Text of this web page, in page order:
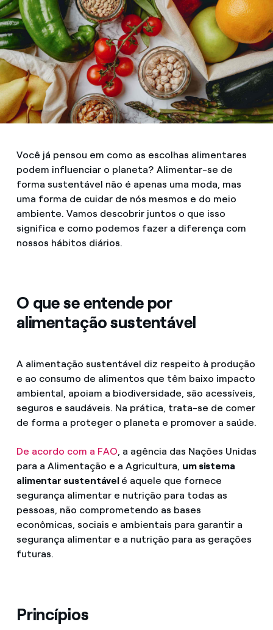
Você já pensou em como as escolhas alimentares
podem influenciar o planeta? Alimentar-se de
forma sustentável não é apenas uma moda, mas
uma forma de cuidar de nós mesmos e do meio
ambiente. Vamos descobrir juntos o que isso
significa e como podemos fazer a diferença com
nossos hábitos diários.
O que se entende por
alimentação sustentável
A alimentação sustentável diz respeito à produção
e ao consumo de alimentos que têm baixo impacto
ambiental, apoiam a biodiversidade, são acessíveis,
seguros e saudáveis. Na prática, trata-se de comer
de forma a proteger o planeta e promover a saúde.
De acordo com a FAO, a agência das Nações Unidas
para a Alimentação e a Agricultura, um sistema
alimentar sustentável é aquele que fornece
segurança alimentar e nutrição para todas as
pessoas, não comprometendo as bases
econômicas, sociais e ambientais para garantir a
segurança alimentar e a nutrição para as gerações
futuras.
Princípios